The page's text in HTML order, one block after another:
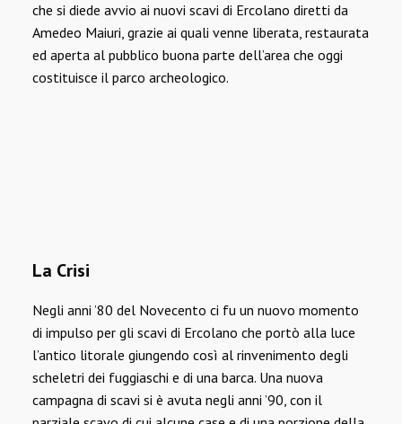
che si diede avvio ai nuovi scavi di Ercolano diretti da
Amedeo Maiuri, grazie ai quali venne liberata, restaurata
ed aperta al pubblico buona parte dell’area che oggi
costituisce il parco archeologico.
La Crisi
Negli anni ’80 del Novecento ci fu un nuovo momento
di impulso per gli scavi di Ercolano che portò alla luce
l’antico litorale giungendo così al rinvenimento degli
scheletri dei fuggiaschi e di una barca. Una nuova
campagna di scavi si è avuta negli anni ’90, con il